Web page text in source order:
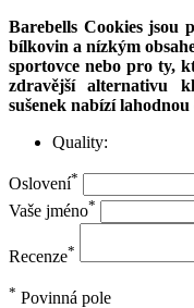
Barebells Cookies jsou
bílkovin a nízkým
sportovce nebo pro ty,
zdravější alternativu
sušenek nabízí
Quality:
Oslovení*
Vaše jméno*
Recenze*
* Povinná pole